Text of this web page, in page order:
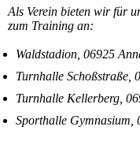
Als Verein bieten wir für
zum Training an:
Waldstadion, 06925
Turnhalle Schoßstraße,
Turnhalle Kellerberg,
Sporthalle Gymnasium,